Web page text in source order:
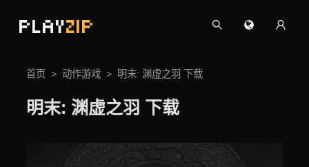
PLAYZIP
首页 动作游戏 明末: 渊虚之羽 下载
明末: 渊虚之羽 下载